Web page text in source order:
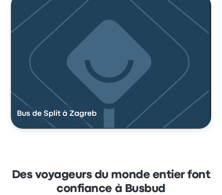
Bus de Split à Zagreb
Des voyageurs du monde entier font
confiance à Busbud